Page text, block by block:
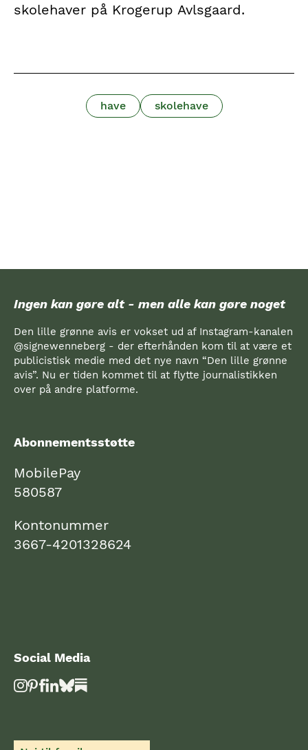
skolehaver på Krogerup Avlsgaard.
have skolehave
Ingen kan gøre alt - men alle kan gøre noget
Den lille grønne avis er vokset ud af Instagram-kanalen
@signewenneberg - der efterhånden kom til at være et
publicistisk medie med det nye navn “Den lille grønne
avis”. Nu er tiden kommet til at flytte journalistikken
over på andre platforme.
Abonnementsstøtte
MobilePay
580587
Kontonummer
3667-4201328624
Social Media